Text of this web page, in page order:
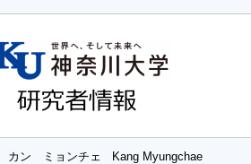
カン ミョンチェ Kang Myungchae